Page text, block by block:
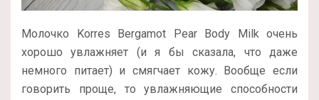
Молочко Korres Bergamot Pear Body Milk очень
хорошо увлажняет (и я бы сказала, что даже
немного питает) и смягчает кожу. Вообще если
говорить проще, то увлажняющие способности